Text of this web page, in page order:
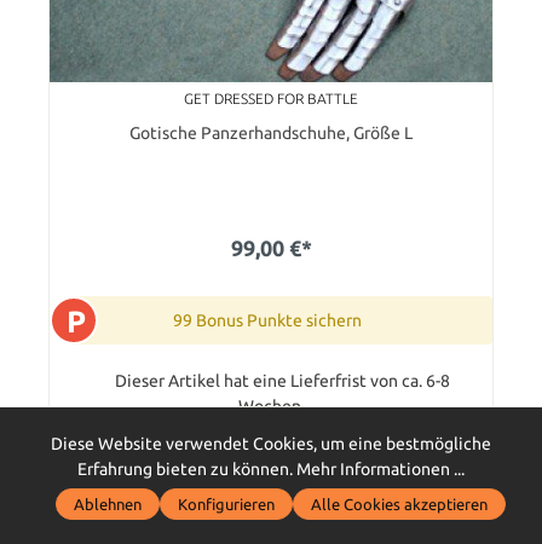
GET DRESSED FOR BATTLE
Gotische Panzerhandschuhe, Größe L
99,00 €*
P 99 Bonus Punkte sichern
Dieser Artikel hat eine Lieferfrist von ca. 6-8
Wochen.
In den Warenkorb
Diese Website verwendet Cookies, um eine bestmögliche
Erfahrung bieten zu können. Mehr Informationen ...
Ablehnen Konfigurieren Alle Cookies akzeptieren